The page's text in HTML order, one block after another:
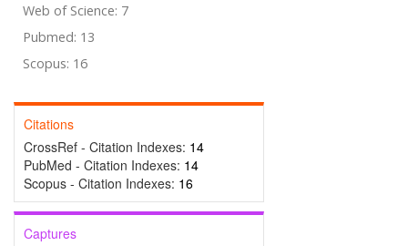
Web of Science: 7
Pubmed: 13
Scopus: 16
Citations
CrossRef - Citation Indexes: 14
PubMed - Citation Indexes: 14
Scopus - Citation Indexes: 16
Captures